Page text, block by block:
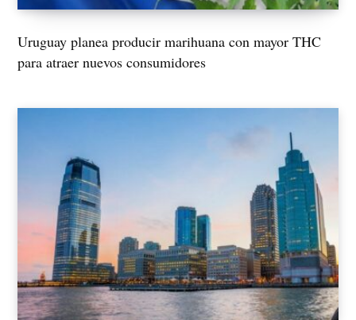
Uruguay planea producir marihuana con mayor THC
para atraer nuevos consumidores